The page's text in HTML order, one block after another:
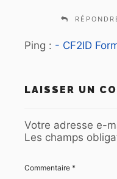
Ping : - CF2ID
LAISSER UN
Votre adresse e-
Les champs
Commentaire *